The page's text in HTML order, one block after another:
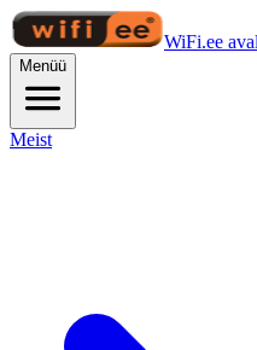
WiFi.ee
Menüü
Meist